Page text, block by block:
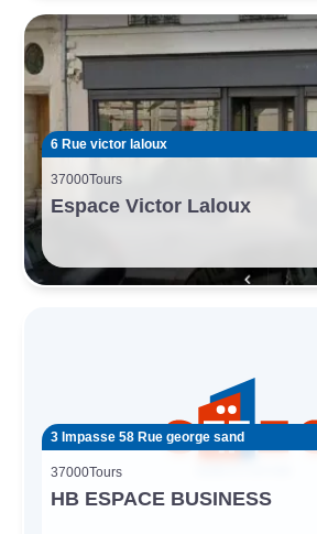
6 Rue victor laloux
37000Tours
Espace Victor Laloux
3 Impasse 58 Rue george sand
37000Tours
HB ESPACE BUSINESS